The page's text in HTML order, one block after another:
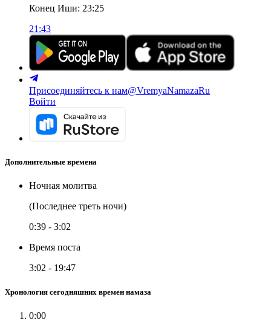
Конец Иши: 23:25
21:43
Присоединяйтесь к нам@VremyaNamazaRu
Войти
Дополнительные времена
Ночная молитва
(Последнее треть ночи)
0:39 - 3:02
Время поста
3:02 - 19:47
Хронология сегодняшних времен намаза
0:00